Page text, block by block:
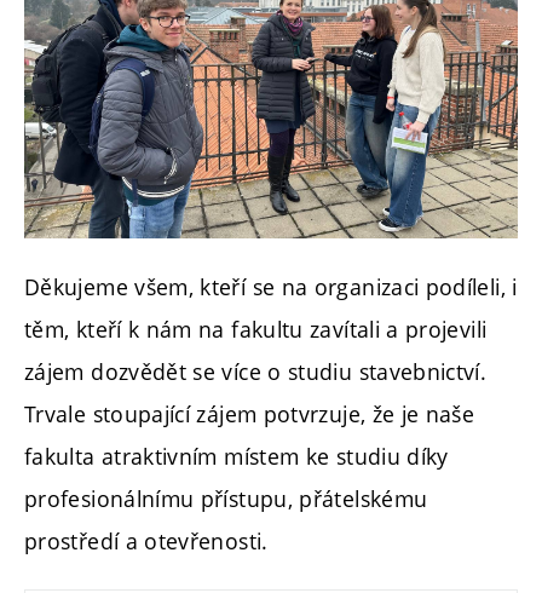
Děkujeme všem, kteří se na organizaci podíleli, i
těm, kteří k nám na fakultu zavítali a projevili
zájem dozvědět se více o studiu stavebnictví.
Trvale stoupající zájem potvrzuje, že je naše
fakulta atraktivním místem ke studiu díky
profesionálnímu přístupu, přátelskému
prostředí a otevřenosti.